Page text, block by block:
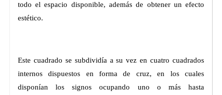
todo el espacio disponible, además de obtener un efecto
estético.
Este cuadrado se subdividía a su vez en cuatro cuadrados
internos dispuestos en forma de cruz, en los cuales
disponían los signos ocupando uno o más hasta